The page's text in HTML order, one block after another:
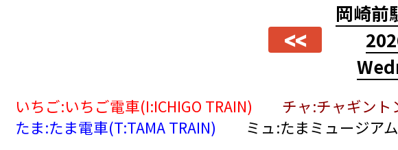
<<
岡崎前
いちご:いちご電車(I:ICHIGO TRAIN) チャ:チャギント
たま:たま電車(T:TAMA TRAIN)
ミュ:たまミュージア